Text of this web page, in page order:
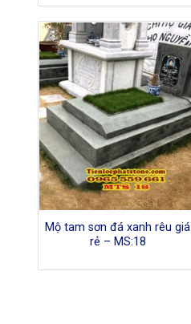
Mộ tam sơn đá xanh rêu giá
rẻ – MS:18